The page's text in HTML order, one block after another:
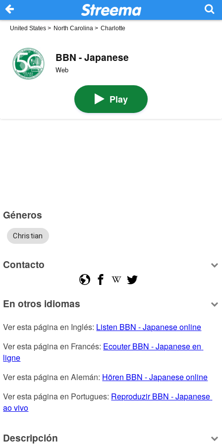
United States > North Carolina > Charlotte
BBN - Japanese
Web
Play
Géneros
Christian
Contacto
En otros idiomas
Ver esta página en Inglés: Listen BBN - Japanese online
Ver esta página en Francés: Ecouter BBN - Japanese en
ligne
Ver esta página en Alemán: Hören BBN - Japanese online
Ver esta página en Portugues: Reproduzir BBN - Japanese
ao vivo
Descripción